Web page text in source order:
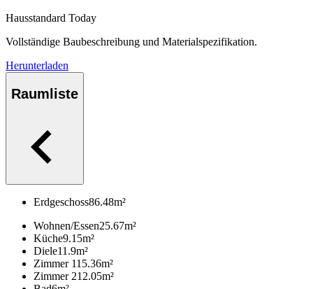
Hausstandard Today
Vollständige Baubeschreibung und Materialspezifikation.
Herunterladen
Raumliste
Erdgeschoss86.48m²
Wohnen/Essen25.67m²
Küche9.15m²
Diele11.9m²
Zimmer 115.36m²
Zimmer 212.05m²